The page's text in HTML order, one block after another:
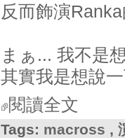
反而飾演
まぁ... 我不是
其實我是想說
閱讀全文
Tags: macross ,